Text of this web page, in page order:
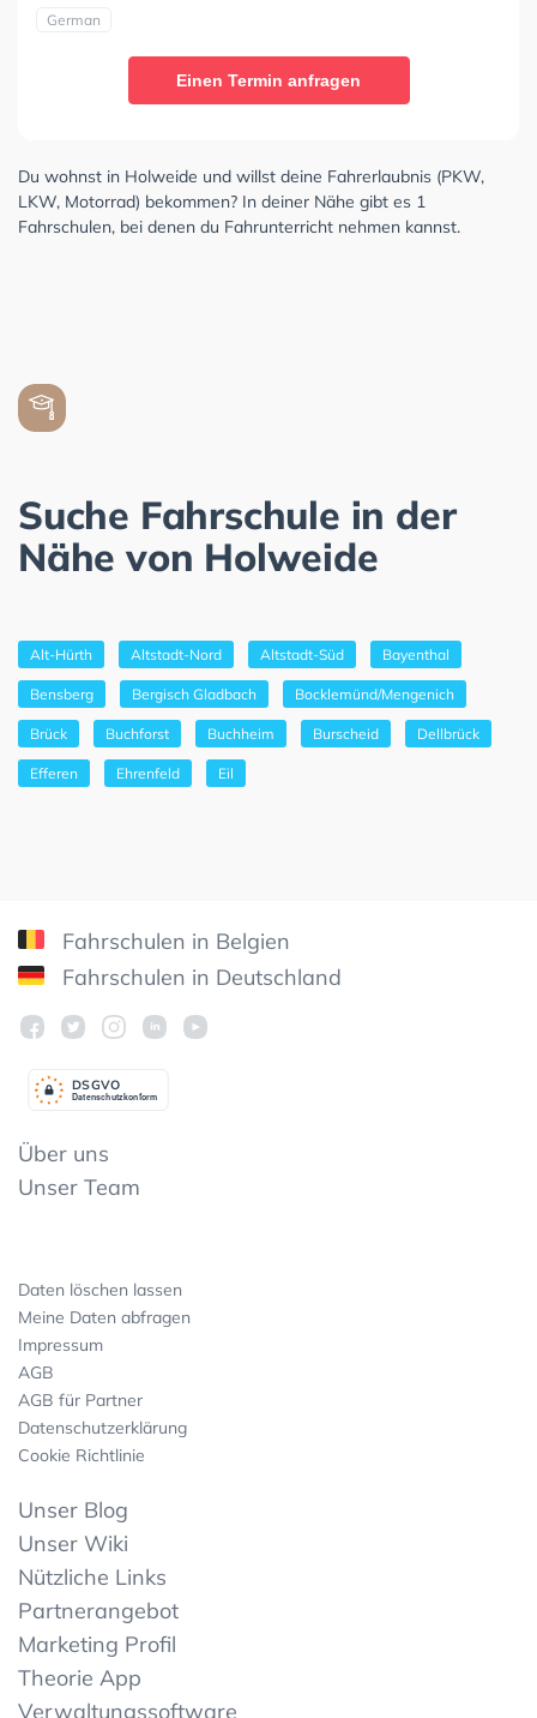
German
Einen Termin anfragen
Du wohnst in Holweide und willst deine Fahrerlaubnis (PKW,
LKW, Motorrad) bekommen? In deiner Nähe gibt es 1
Fahrschulen, bei denen du Fahrunterricht nehmen kannst.
Suche Fahrschule in der
Nähe von Holweide
Alt-Hürth Altstadt-Nord Altstadt-Süd Bayenthal
Bensberg Bergisch Gladbach Bocklemünd/Mengenich
Brück Buchforst Buchheim Burscheid Dellbrück
Efferen Ehrenfeld Eil
Fahrschulen in Belgien
Fahrschulen in Deutschland
Datenschutzkonform
DSGVO
Über uns
Unser Team
Daten löschen lassen
Meine Daten abfragen
Impressum
AGB
AGB für Partner
Datenschutzerklärung
Cookie Richtlinie
Unser Blog
Unser Wiki
Nützliche Links
Partnerangebot
Marketing Profil
Theorie App
Verwaltungssoftware